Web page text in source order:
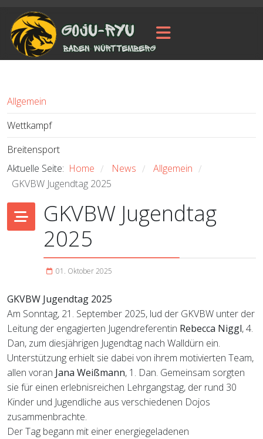
Allgemein
Wettkampf
Breitensport
Aktuelle Seite: Home / News / Allgemein /
GKVBW Jugendtag 2025
GKVBW Jugendtag
2025
01. Oktober 2025
GKVBW Jugendtag 2025
Am Sonntag, 21. September 2025, lud der GKVBW unter der
Leitung der engagierten Jugendreferentin Rebecca Niggl, 4.
Dan, zum diesjährigen Jugendtag nach Walldürn ein.
Unterstützung erhielt sie dabei von ihrem motivierten Team,
allen voran Jana Weißmann, 1. Dan. Gemeinsam sorgten
sie für einen erlebnisreichen Lehrgangstag, der rund 30
Kinder und Jugendliche aus verschiedenen Dojos
zusammenbrachte.
Der Tag begann mit einer energiegeladenen